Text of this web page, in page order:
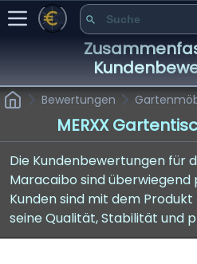
Bewertungen
MERXX
Die Kundenbewertungen für
Maracaibo sind überwiegend
Kunden sind mit dem
seine Qualität, Stabilität und